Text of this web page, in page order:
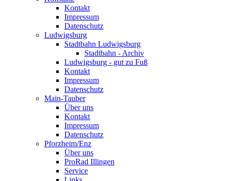
Kontakt
Impressum
Datenschutz
Ludwigsburg
Stadtbahn Ludwigsburg
Stadtbahn - Archiv
Ludwigsburg - gut zu Fuß
Kontakt
Impressum
Datenschutz
Main-Tauber
Über uns
Kontakt
Impressum
Datenschutz
Pforzheim/Enz
Über uns
ProRad Illingen
Service